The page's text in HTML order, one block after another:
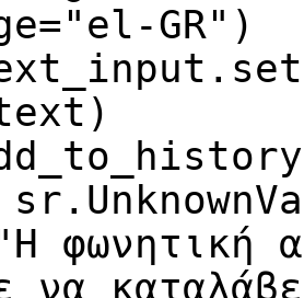
GR")
φωνητική
να